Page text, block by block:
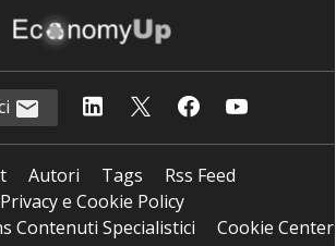
Autori Tags
Rss Feed
Privacy e Cookie Policy
Contenuti Specialistici
Cookie Center